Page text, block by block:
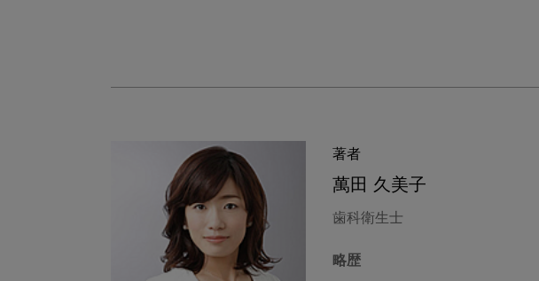
著者
萬田 久美子
歯科衛生士
略歴